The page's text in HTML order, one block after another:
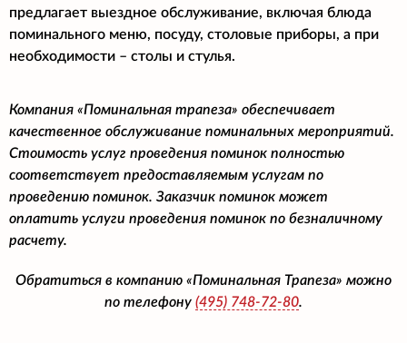
предлагает выездное обслуживание, включая блюда
поминального меню, посуду, столовые приборы, а при
необходимости – столы и стулья.
Компания «Поминальная трапеза» обеспечивает
качественное обслуживание поминальных мероприятий.
Стоимость услуг проведения поминок полностью
соответствует предоставляемым услугам по
проведению поминок. Заказчик поминок может
оплатить услуги проведения поминок по безналичному
расчету.
Обратиться в компанию «Поминальная Трапеза» можно
по телефону (495) 748-72-80.